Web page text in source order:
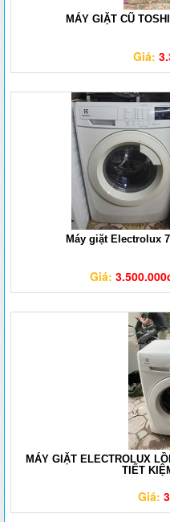
MÁY GIẶT CŨ
Giá:
Máy giặt Electrolux
Giá:
MÁY GIẶT ELECTROLUX
TIẾT
Giá: